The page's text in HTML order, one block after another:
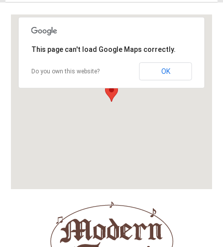
This page can't load Google Maps correctly.
Do you own this website? OK